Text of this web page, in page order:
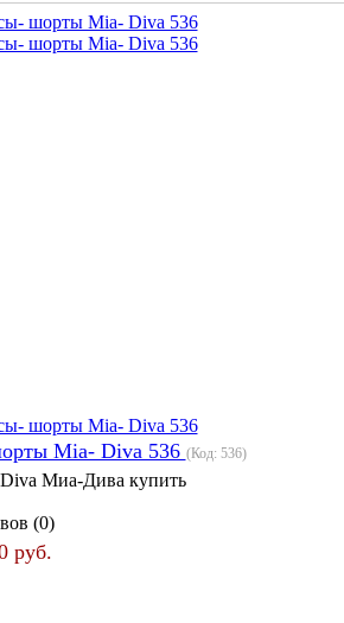
Mia- Diva 536 (Код: 536)
Миа-Дива купить
(0)
руб.